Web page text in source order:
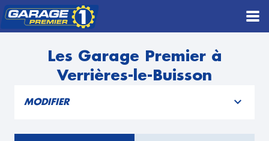
Les Garage Premier à
Verrières-le-Buisson
MODIFIER